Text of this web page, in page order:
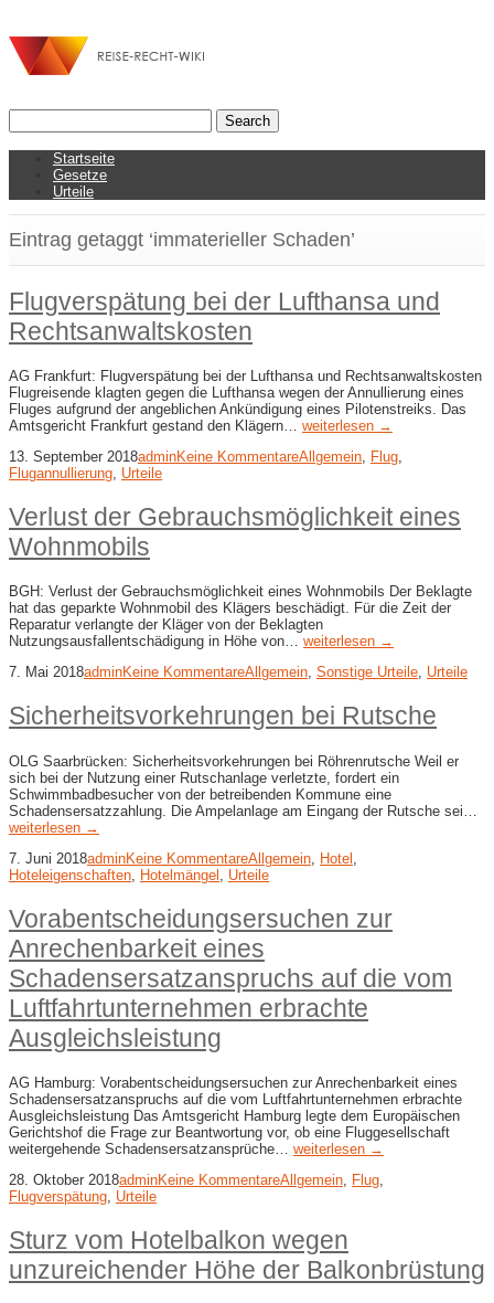
Startseite
Gesetze
Urteile
Eintrag getaggt ‘immaterieller Schaden’
Flugverspätung bei der Lufthansa und
Rechtsanwaltskosten
AG Frankfurt: Flugverspätung bei der Lufthansa und Rechtsanwaltskosten
Flugreisende klagten gegen die Lufthansa wegen der Annullierung eines
Fluges aufgrund der angeblichen Ankündigung eines Pilotenstreiks. Das
Amtsgericht Frankfurt gestand den Klägern… weiterlesen →
13. September 2018adminKeine KommentareAllgemein, Flug,
Flugannullierung, Urteile
Verlust der Gebrauchsmöglichkeit eines
Wohnmobils
BGH: Verlust der Gebrauchsmöglichkeit eines Wohnmobils Der Beklagte
hat das geparkte Wohnmobil des Klägers beschädigt. Für die Zeit der
Reparatur verlangte der Kläger von der Beklagten
Nutzungsausfallentschädigung in Höhe von… weiterlesen →
7. Mai 2018adminKeine KommentareAllgemein, Sonstige Urteile, Urteile
Sicherheitsvorkehrungen bei Rutsche
OLG Saarbrücken: Sicherheitsvorkehrungen bei Röhrenrutsche Weil er
sich bei der Nutzung einer Rutschanlage verletzte, fordert ein
Schwimmbadbesucher von der betreibenden Kommune eine
Schadensersatzzahlung. Die Ampelanlage am Eingang der Rutsche sei…
weiterlesen →
7. Juni 2018adminKeine KommentareAllgemein Hotel
Hoteleigenschaften Hotelmängel Urteile
Vorabentscheidungsersuchen zur
Anrechenbarkeit eines
Schadensersatzanspruchs auf die vom
Luftfahrtunternehmen erbrachte
Ausgleichsleistung
AG Hamburg: Vorabentscheidungsersuchen zur Anrechenbarkeit eines
Schadensersatzanspruchs auf die vom Luftfahrtunternehmen erbrachte
Ausgleichsleistung Das Amtsgericht Hamburg legte dem Europäischen
Gerichtshof die Frage zur Beantwortung vor, ob eine Fluggesellschaft
weitergehende Schadensersatzansprüche… weiterlesen →
28. Oktober 2018adminKeine KommentareAllgemein Flug
Flugverspätung Urteile
Sturz vom Hotelbalkon wegen
unzureichender Höhe der Balkonbrüstung